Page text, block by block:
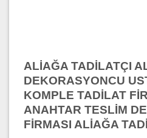
ALİAĞA TADİLATÇI
DEKORASYONCU
KOMPLE TADİLAT
ANAHTAR TESLİM
FİRMASI ALİAĞA